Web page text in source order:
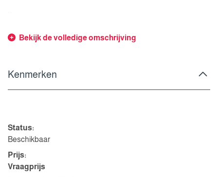
Bekijk de volledige omschrijving
Kenmerken
Status:
Beschikbaar
Prijs:
Vraagprijs